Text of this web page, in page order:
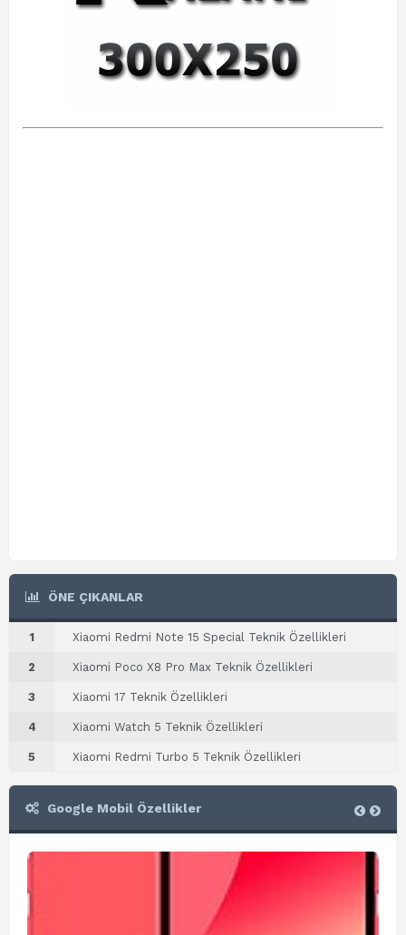
ÖNE ÇIKANLAR
1 Xiaomi Redmi Note 15 Special Teknik Özellikleri
2 Xiaomi Poco X8 Pro Max Teknik Özellikleri
3 Xiaomi 17 Teknik Özellikleri
4 Xiaomi Watch 5 Teknik Özellikleri
5 Xiaomi Redmi Turbo 5 Teknik Özellikleri
Google Mobil Özellikler